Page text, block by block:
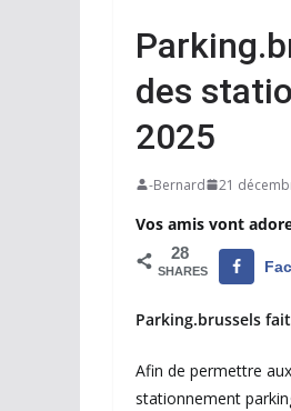
des
2025
-Bernard 21
Vos amis vont
28
SHARES
Parking.brussels
Afin de permettre
stationnement